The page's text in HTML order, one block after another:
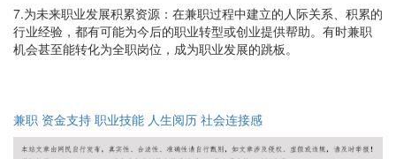
7.为未来职业发展积累资源：在兼职过程中建立的人际关系、积累的
行业经验，都有可能为今后的职业转型或创业提供帮助。有时兼职
机会甚至能转化为全职岗位，成为职业发展的跳板。
兼职 资金支持 职业技能 人生阅历 社会连接感